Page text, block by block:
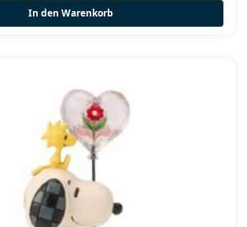
In den Warenkorb